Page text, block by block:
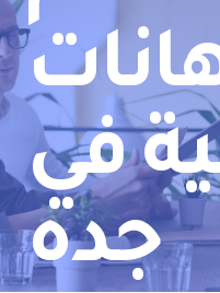
في
جده